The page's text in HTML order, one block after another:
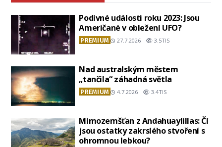
Podivné události roku 2023: Jsou
Američané v obležení UFO?
PREMIUM 27.7.2026 3.5TIS
Nad australským městem
„tančila“ záhadná světla
PREMIUM 4.7.2026 3.4TIS
Mimozemšťan z Andahuaylillas: Čí
jsou ostatky zakrslého stvoření s
ohromnou lebkou?